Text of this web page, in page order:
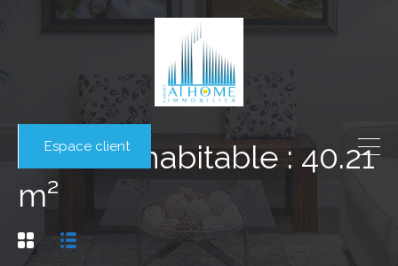
Espace client
Surface habitable : 40.21
m²